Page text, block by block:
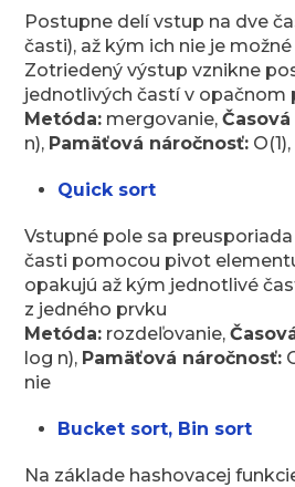
Postupne delí vstup na dve
časti), až kým ich nie je
Zotriedený výstup vznikne
jednotlivých častí v opačnom
Metóda: mergovanie,
n), Pamäťová náročnosť: O(1),
Quick sort
Vstupné pole sa
časti pomocou pivot
opakujú až kým jednotlivé
z jedného prvku
Metóda: rozdeľovanie,
log n), Pamäťová náročnosť:
nie
Bucket sort, Bin sort
Na základe hashovacej